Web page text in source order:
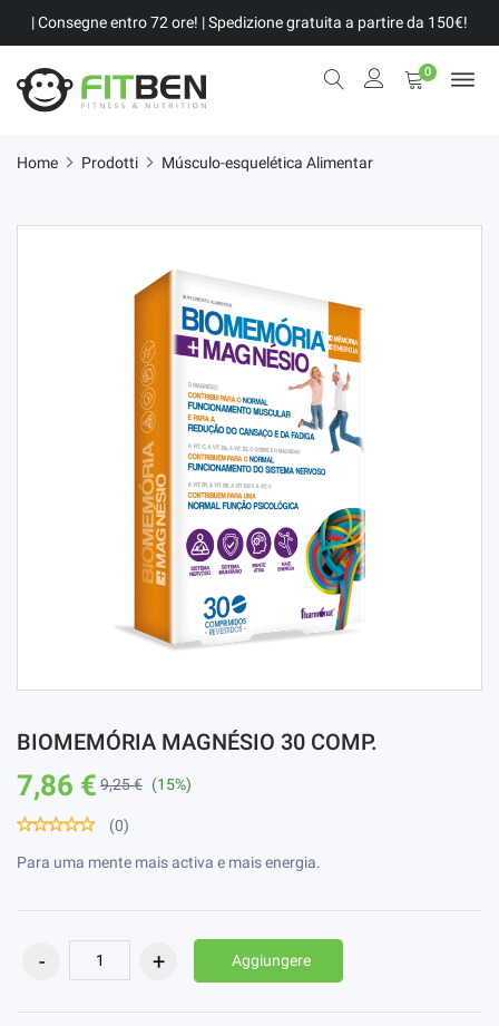
| Consegne entro 72 ore! | Spedizione gratuita a partire da 150€!
0
Home Prodotti Músculo-esquelética Alimentar
BIOMEMÓRIA MAGNÉSIO 30 COMP.
7,86 € 9,25 € (15%)
(0)
Para uma mente mais activa e mais energia.
Aggiungere